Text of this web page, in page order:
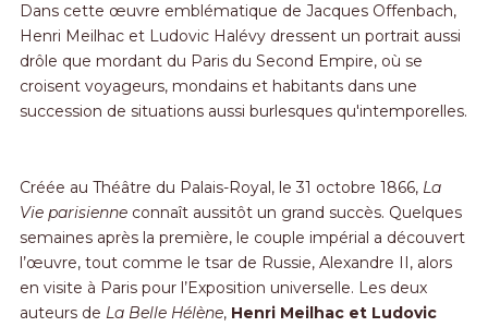
Dans cette œuvre emblématique de Jacques Offenbach,
Henri Meilhac et Ludovic Halévy dressent un portrait aussi
drôle que mordant du Paris du Second Empire, où se
croisent voyageurs, mondains et habitants dans une
succession de situations aussi burlesques qu'intemporelles.
Créée au Théâtre du Palais-Royal, le 31 octobre 1866, La
Vie parisienne connaît aussitôt un grand succès. Quelques
semaines après la première, le couple impérial a découvert
l’œuvre, tout comme le tsar de Russie, Alexandre II, alors
en visite à Paris pour l’Exposition universelle. Les deux
auteurs de La Belle Hélène,Henri Meilhac et Ludovic